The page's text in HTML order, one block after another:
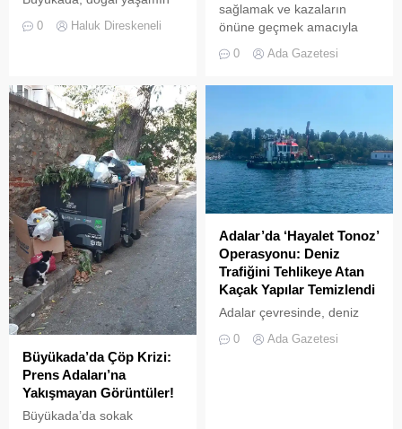
insan...
çeşitliliğin
ev sahipliği yapıyor. Tarım
ve Orman Bakanlığı Doğa
Koruma ve Milli Parklar
(DKMP) Genel Müdürlüğü
tarafından Polonezköy
Sülün Üretim İstasyonu’nda
yetiştirilen yüzlerce sülün,
Temmuz 2026’da
Büyükada’nın ormanlık
alanlarında doğal yaşama
bırakıldı. Projenin temel
amacı, hem sülün
popülasyonunu...
0 Haluk Direskeneli
sağlamak ve kazaların
önüne geçmek amacıyla
kiralama yasağı” adeta hiçe
denetimlerin yetersiz
kaldığını bir kez daha gözler
önüne serdi. Adalar’da
UKOME (Ulaşım
Koordinasyon Merkezi)
ticari amaçlı elektrikli bisiklet
ve scooter kiralama
faaliyetleri yasaklanmış
durumda....
0 Ada Gazetesi
Büyükada’da Çöp Krizi:
Prens Adaları’na
Yakışmayan Görüntüler!
Büyükada’da sokak
Adalar’da ‘Hayalet Tonoz’
Operasyonu: Deniz
Trafiğini Tehlikeye Atan
Kaçak Yapılar Temizlendi
Adalar çevresinde, deniz
çevre kirliliğine neden olan
0 Ada Gazetesi